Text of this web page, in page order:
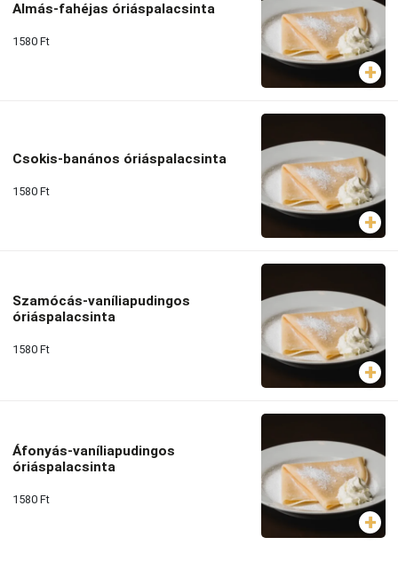
Almás-fahéjas óriáspalacsinta
1580 Ft
Csokis-banános óriáspalacsinta
1580 Ft
Szamócás-vaníliapudingos
óriáspalacsinta
1580 Ft
Áfonyás-vaníliapudingos
óriáspalacsinta
1580 Ft